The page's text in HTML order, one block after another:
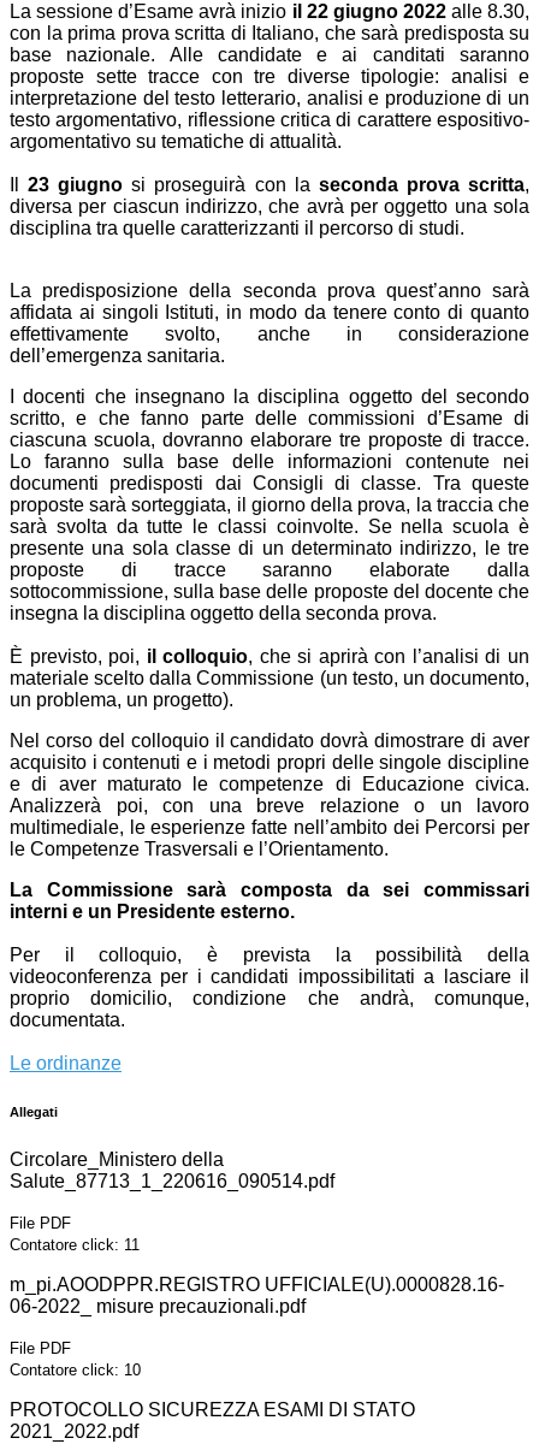
La sessione d’Esame avrà inizio il 22 giugno 2022 alle 8.30,
con la prima prova scritta di Italiano, che sarà predisposta su
base nazionale. Alle candidate e ai canditati saranno
proposte sette tracce con tre diverse tipologie: analisi e
interpretazione del testo letterario, analisi e produzione di un
testo argomentativo, riflessione critica di carattere espositivo-
argomentativo su tematiche di attualità.
Il23 giugno si proseguirà con la seconda prova scritta,
diversa per ciascun indirizzo, che avrà per oggetto una sola
disciplina tra quelle caratterizzanti il percorso di studi.
La predisposizione della seconda prova quest’anno sarà
affidata ai singoli Istituti, in modo da tenere conto di quanto
effettivamente svolto, anche in considerazione
dell’emergenza sanitaria.
I docenti che insegnano la disciplina oggetto del secondo
scritto, e che fanno parte delle commissioni d’Esame di
ciascuna scuola, dovranno elaborare tre proposte di tracce.
Lo faranno sulla base delle informazioni contenute nei
documenti predisposti dai Consigli di classe. Tra queste
proposte sarà sorteggiata, il giorno della prova, la traccia che
sarà svolta da tutte le classi coinvolte. Se nella scuola è
presente una sola classe di un determinato indirizzo, le tre
proposte di tracce saranno elaborate dalla
sottocommissione, sulla base delle proposte del docente che
insegna la disciplina oggetto della seconda prova.
È previsto, poi, il colloquio, che si aprirà con l’analisi di un
materiale scelto dalla Commissione (un testo, un documento,
un problema, un progetto).
Nel corso del colloquio il candidato dovrà dimostrare di aver
acquisito i contenuti e i metodi propri delle singole discipline
e di aver maturato le competenze di Educazione civica.
Analizzerà poi, con una breve relazione o un lavoro
multimediale, le esperienze fatte nell’ambito dei Percorsi per
le Competenze Trasversali e l’Orientamento.
La Commissione sarà composta da sei commissari
interni e un Presidente esterno.
Per il colloquio, è prevista la possibilità della
videoconferenza per i candidati impossibilitati a lasciare il
proprio domicilio, condizione che andrà, comunque,
documentata.
Le ordinanze
Allegati
Circolare_Ministero della
Salute_87713_1_220616_090514.pdf
File PDF
Contatore click: 11
m_pi.AOODPPR.REGISTRO UFFICIALE(U).0000828.16-
06-2022_ misure precauzionali.pdf
File PDF
Contatore click: 10
PROTOCOLLO SICUREZZA ESAMI DI STATO
2021_2022.pdf